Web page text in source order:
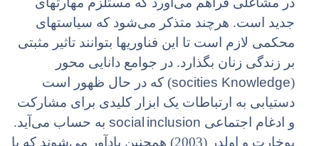
جدید است. هرچند متذکر می‌شود که سیاستهای
محکمی لازم است تا این فناوریها بتوانند تاثیر مثبتی
بر زندگی زنان بگذارد. در جوامع دانایی محور
(
Knowledge
socities) که در حال ظهور است
دستیابی به ارتباطات یک ابزار کلیدی برای مشارکت
و ادغام اجتماعی social inclusionبه حساب می‌آید.
بوخارت و اولدر (2003) همچنین یادآور می‌شوند که با